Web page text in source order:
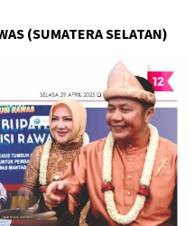
(SUMATERA SELATAN)